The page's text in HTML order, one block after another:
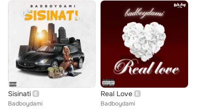
Sisinati
Badboydami
Real Love
Badboydami